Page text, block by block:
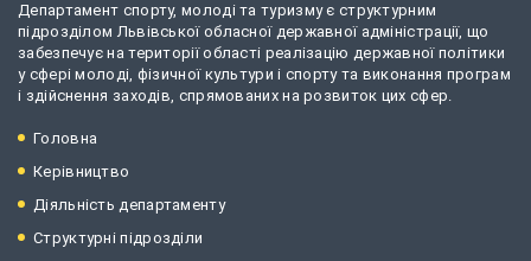
Департамент спорту, молоді та туризму є структурним
підрозділом Львівської обласної державної адміністрації, що
забезпечує на території області реалізацію державної політики
у сфері молоді, фізичної культури і спорту та виконання програм
і здійснення заходів, спрямованих на розвиток цих сфер.
Головна
Керівництво
Діяльність департаменту
Структурні підрозділи